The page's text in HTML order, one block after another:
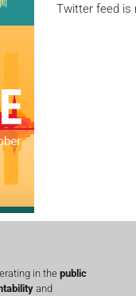
Twitter feed is
in the public
and